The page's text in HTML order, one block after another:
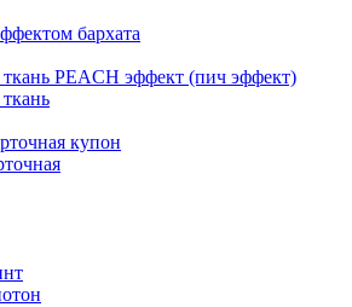
бархата
ткань PEACH эффект (пич эффект)
купон